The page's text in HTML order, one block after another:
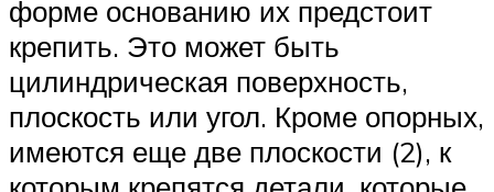
форме основанию их предстоит
крепить. Это может быть
цилиндрическая поверхность,
плоскость или угол. Кроме опорных,
имеются еще две плоскости (2), к